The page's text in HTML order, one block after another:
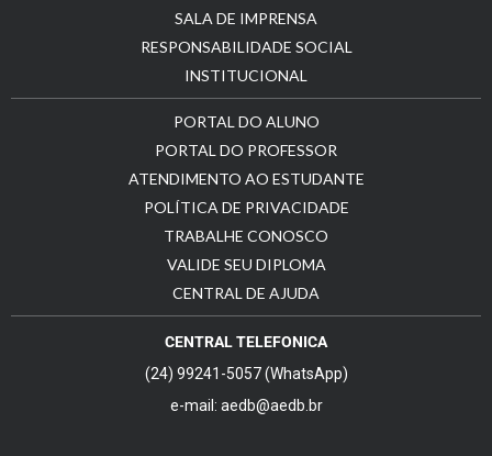
SALA DE IMPRENSA
RESPONSABILIDADE SOCIAL
INSTITUCIONAL
PORTAL DO ALUNO
PORTAL DO PROFESSOR
ATENDIMENTO AO ESTUDANTE
POLÍTICA DE PRIVACIDADE
TRABALHE CONOSCO
VALIDE SEU DIPLOMA
CENTRAL DE AJUDA
CENTRAL TELEFONICA
(24) 99241-5057 (WhatsApp)
e-mail: aedb@aedb.br